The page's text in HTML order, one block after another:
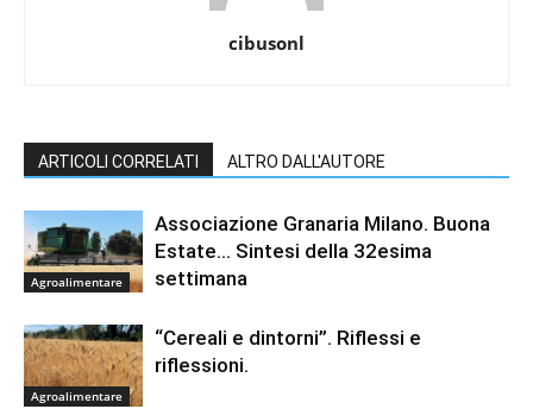
cibusonl
ARTICOLI CORRELATI ALTRO DALL'AUTORE
Agroalimentare
Associazione Granaria Milano. Buona
Estate… Sintesi della 32esima
settimana
Agroalimentare
“Cereali e dintorni”. Riflessi e
riflessioni.